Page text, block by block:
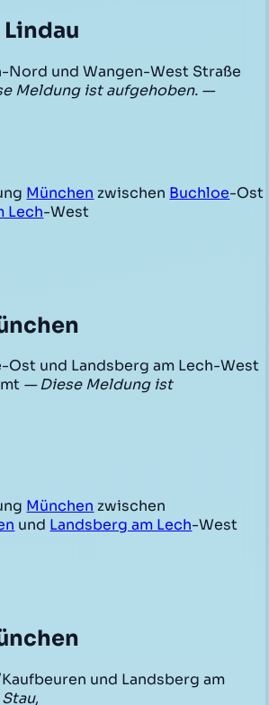
Nord und Wangen-West Straße
Meldung ist aufgehoben. —
München zwischen Buchloe-Ost
Lech-West
Ost und Landsberg am Lech-West
— Diese Meldung ist
München zwischen
und Landsberg am Lech-West
und Landsberg am
Stau,